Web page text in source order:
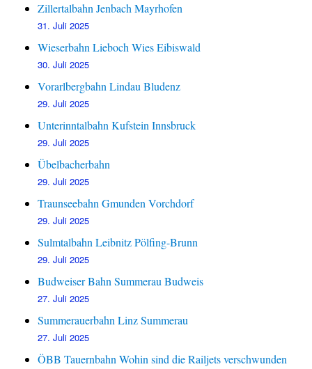
Zillertalbahn Jenbach Mayrhofen
31. Juli 2025
Wieserbahn Lieboch Wies Eibiswald
30. Juli 2025
Vorarlbergbahn Lindau Bludenz
29. Juli 2025
Unterinntalbahn Kufstein Innsbruck
29. Juli 2025
Übelbacherbahn
29. Juli 2025
Traunseebahn Gmunden Vorchdorf
29. Juli 2025
Sulmtalbahn Leibnitz Pölfing-Brunn
29. Juli 2025
Budweiser Bahn Summerau Budweis
27. Juli 2025
Summerauerbahn Linz Summerau
27. Juli 2025
ÖBB Tauernbahn Wohin sind die Railjets verschwunden